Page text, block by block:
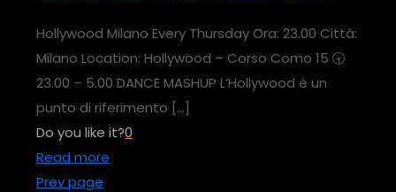
Hollywood Milano Every Thursday Ora: 23.00 Città:
Milano Location: Hollywood – Corso Como 15 🕣
23.00 – 5.00 DANCE MASHUP L’Hollywood è un
punto di riferimento […]
Do you like it?0
Read more
Prev page